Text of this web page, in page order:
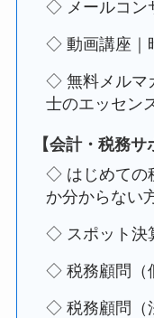
◇ メールコン
◇ 動画講座｜
◇ 無料メルマ
士のエッセン
【会計・税務サ
◇ はじめての
か分からない
◇ スポット決
◇ 税務顧問（
◇ 税務顧問（